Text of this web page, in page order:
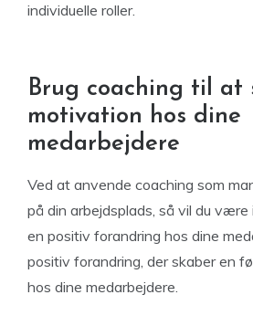
individuelle roller.
Brug coaching til at
motivation hos dine
medarbejdere
Ved at anvende coaching som
på din arbejdsplads, så vil du
en positiv forandring hos dine
positiv forandring, der skaber en
hos dine medarbejdere.